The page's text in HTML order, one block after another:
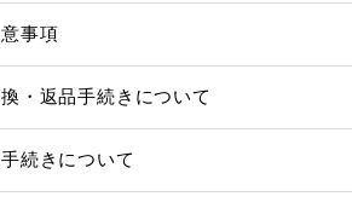
事項
・返品手続きについて
続きについて